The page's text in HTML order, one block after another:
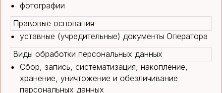
фотографии
Правовые основания
уставные (учредительные) документы Оператора
Виды обработки персональных данных
Сбор, запись, систематизация, накопление,
хранение, уничтожение и обезличивание
персональных данных